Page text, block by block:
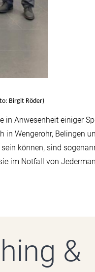
Birgit Röder)
in Anwesenheit einiger
Wengerohr, Belingen
können, sind
im Notfall von
&